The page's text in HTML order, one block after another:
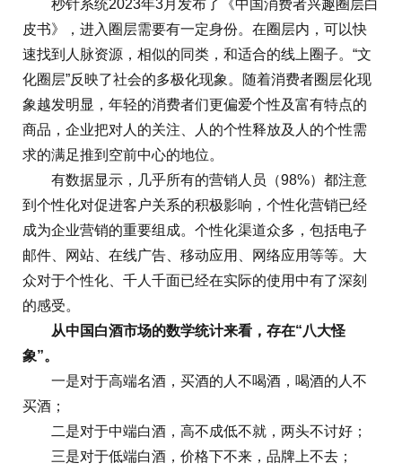
秒针系统2023年3月发布了《中国消费者兴趣圈层白
皮书》，进入圈层需要有一定身份。在圈层内，可以快
速找到人脉资源，相似的同类，和适合的线上圈子。“文
化圈层”反映了社会的多极化现象。随着消费者圈层化现
象越发明显，年轻的消费者们更偏爱个性及富有特点的
商品，企业把对人的关注、人的个性释放及人的个性需
求的满足推到空前中心的地位。
有数据显示，几乎所有的营销人员（98%）都注意
到个性化对促进客户关系的积极影响，个性化营销已经
成为企业营销的重要组成。个性化渠道众多，包括电子
邮件、网站、在线广告、移动应用、网络应用等等。大
众对于个性化、千人千面已经在实际的使用中有了深刻
的感受。
从中国白酒市场的数学统计来看，存在“八大怪
象”。
一是对于高端名酒，买酒的人不喝酒，喝酒的人不
买酒；
二是对于中端白酒，高不成低不就，两头不讨好；
三是对于低端白酒，价格下不来，品牌上不去；